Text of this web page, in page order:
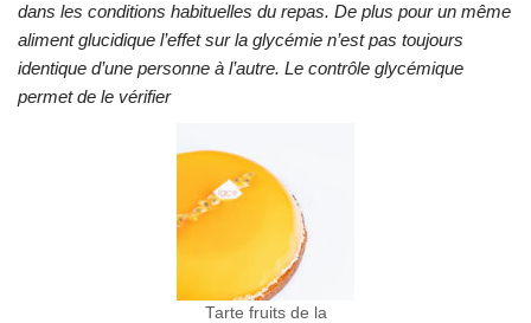
dans les conditions habituelles du repas. De plus pour un même
aliment glucidique l’effet sur la glycémie n’est pas toujours
identique d’une personne à l’autre. Le contrôle glycémique
permet de le vérifier
Tarte fruits de la